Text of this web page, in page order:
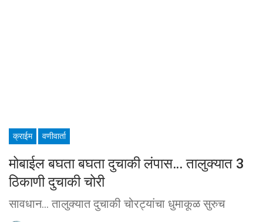
क्राईम वणीवार्ता
मोबाईल बघता बघता दुचाकी लंपास… तालुक्यात 3
ठिकाणी दुचाकी चोरी
सावधान... तालुक्यात दुचाकी चोरट्यांचा धुमाकूळ सुरुच